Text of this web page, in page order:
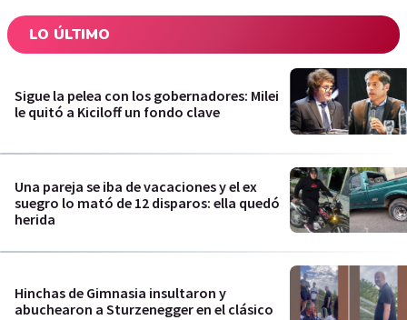
LO ÚLTIMO
Sigue la pelea con los gobernadores: Milei
le quitó a Kiciloff un fondo clave
Una pareja se iba de vacaciones y el ex
suegro lo mató de 12 disparos: ella quedó
herida
Hinchas de Gimnasia insultaron y
abuchearon a Sturzenegger en el clásico